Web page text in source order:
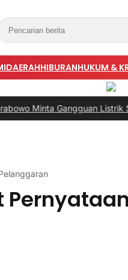
DAERAHHIBURANHUKUM &
Gangguan Listrik Segera